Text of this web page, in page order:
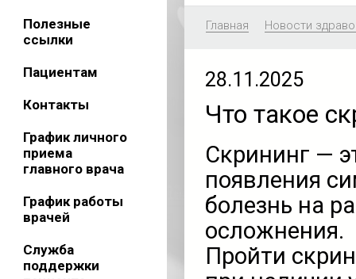
Полезные
ссылки
Пациентам
Контакты
График личного
приема
главного врача
График работы
врачей
Служба
поддержки
Главная Новости
28.11.2025
Что такое
Скрининг —
появления
болезнь на
осложнения.
Пройти